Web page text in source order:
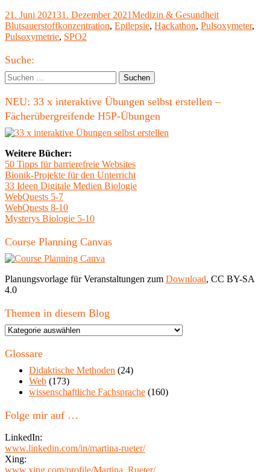
Suche
nach
einem
auf
Blutsauerstoff-
Messung
(SPO2)
–
Hackathon
Mainz
2021"
Veröffentlicht
am
21. Juni 202131. Dezember 2021Kategorien
Medizin & GesundheitSchlagwörter
Blutsauerstoffkonzentration, Epilepsie, Hackathon, Pulsoxymeter,
Pulsoxymetrie, SPO2
Haupt-
Seitenleiste
Suche:
Suchen
nach:
NEU: 33 x interaktive Übungen selbst erstellen –
Fächerübergreifende H5P-Übungen
Weitere Bücher:
50 Tipps für barrierefreie Websites
Bionik-Projekte für den Unterricht
33 Ideen Digitale Medien Biologie
WebQuests 5-7
WebQuests 8-10
Mysterys Biologie 5-10
Course Planning Canvas
Planungsvorlage für Veranstaltungen zum Download, CC BY-SA
4.0
Themen in diesem Blog
Themen
diesem
Glossare
Didaktische Methoden (24)
Web (173)
wissenschaftliche Fachsprache (160)
Folge mir auf …
LinkedIn:
www.linkedin.com/in/martina-rueter/
Xing: